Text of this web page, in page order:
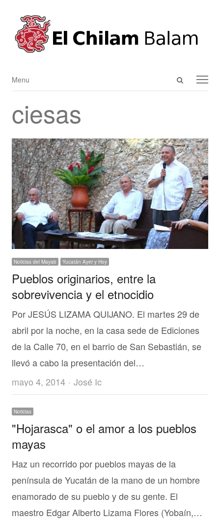
Open
Menu
Menu
ciesas
Noticias del Mayab Yucatán Ayer y Hoy
Pueblos originarios, entre la
sobrevivencia y el etnocidio
Por JESÚS LIZAMA QUIJANO. El martes 29 de
abril por la noche, en la casa sede de Ediciones
de la Calle 70, en el barrio de San Sebastián, se
llevó a cabo la presentación del…
mayo 4, 2014
Author
José Ic
Noticias
"Hojarasca" o el amor a los pueblos
mayas
Haz un recorrido por pueblos mayas de la
península de Yucatán de la mano de un hombre
enamorado de su pueblo y de su gente. El
maestro Edgar Alberto Lizama Flores (Yobaín,…